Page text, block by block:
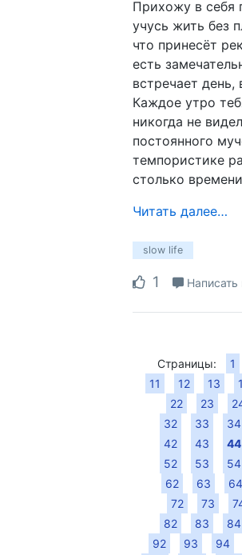
Прихожу в себя
учусь жить без
что принесёт
есть
встречает
Каждое утро
никогда не
постоянного
темпористике
столько
Читать далее…
slow life
1
Страницы: 1
11
12 13
22
23
32
33 34
42
43 44
52
53 54
62
63 64
72
73
82
83 84
92
93 94